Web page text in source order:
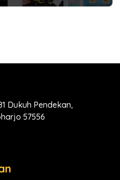
Dukuh Pendekan,
57556